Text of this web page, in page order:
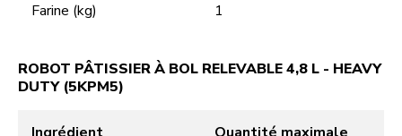
Farine (kg) 1
ROBOT PÂTISSIER À BOL RELEVABLE 4,8 L - HEAVY
DUTY (5KPM5)